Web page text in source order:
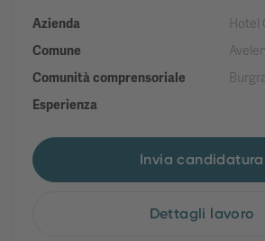
Azienda
Hotel
Comune
Comunità comprensoriale
Esperienza
Invia candidatura
Dettagli lavoro